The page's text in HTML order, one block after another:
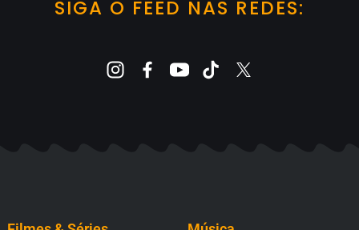
SIGA O FEED NAS REDES: